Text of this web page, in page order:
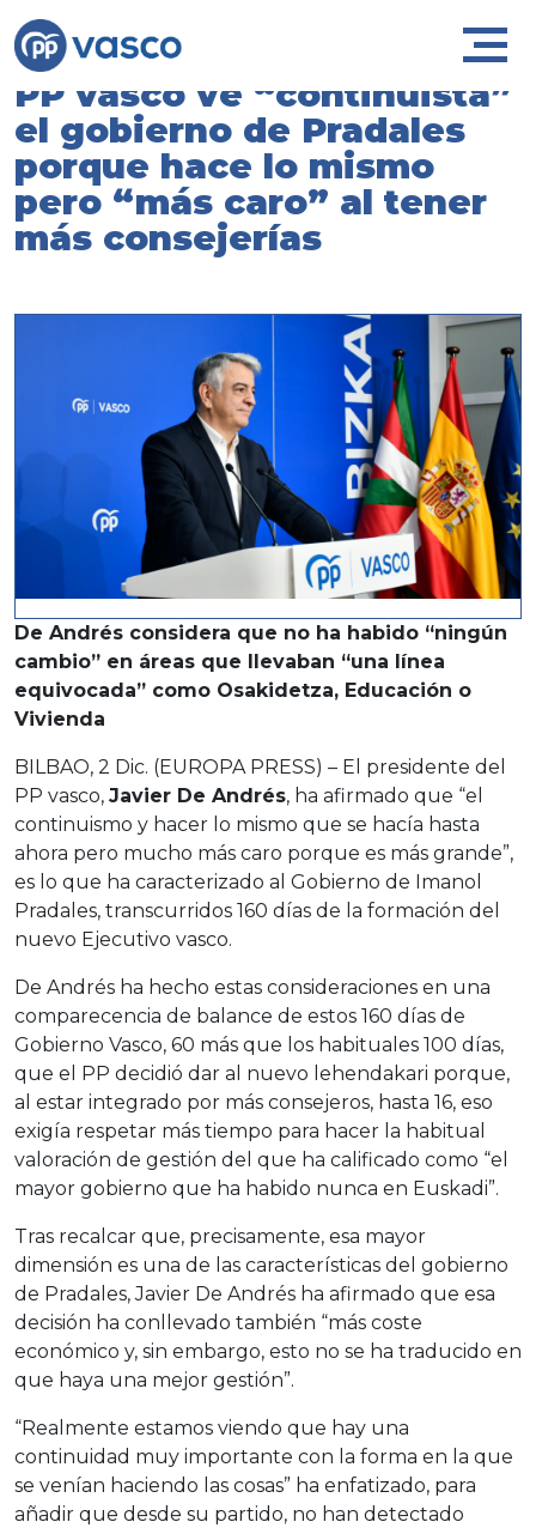
PP vasco ve “continuista”
el gobierno de Pradales
porque hace lo mismo
pero “más caro” al tener
más consejerías
De Andrés considera que no ha habido “ningún
cambio” en áreas que llevaban “una línea
equivocada” como Osakidetza, Educación o
Vivienda
BILBAO, 2 Dic. (EUROPA PRESS) – El presidente del
PP vasco, Javier De Andrés, ha afirmado que “el
continuismo y hacer lo mismo que se hacía hasta
ahora pero mucho más caro porque es más grande”,
es lo que ha caracterizado al Gobierno de Imanol
Pradales, transcurridos 160 días de la formación del
nuevo Ejecutivo vasco.
De Andrés ha hecho estas consideraciones en una
comparecencia de balance de estos 160 días de
Gobierno Vasco, 60 más que los habituales 100 días,
que el PP decidió dar al nuevo lehendakari porque,
al estar integrado por más consejeros, hasta 16, eso
exigía respetar más tiempo para hacer la habitual
valoración de gestión del que ha calificado como “el
mayor gobierno que ha habido nunca en Euskadi”.
Tras recalcar que, precisamente, esa mayor
dimensión es una de las características del gobierno
de Pradales, Javier De Andrés ha afirmado que esa
decisión ha conllevado también “más coste
económico y, sin embargo, esto no se ha traducido en
que haya una mejor gestión”.
“Realmente estamos viendo que hay una
continuidad muy importante con la forma en la que
se venían haciendo las cosas” ha enfatizado, para
añadir que desde su partido, no han detectado